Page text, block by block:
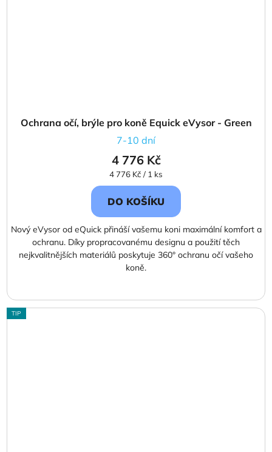
Ochrana očí, brýle pro koně Equick eVysor - Green
7-10 dní
4 776 Kč
Měrná
cena:
4 776 Kč / 1 ks
DO KOŠÍKU
Nový eVysor od eQuick přináší vašemu koni maximální komfort a
ochranu. Díky propracovanému designu a použití těch
nejkvalitnějších materiálů poskytuje 360° ochranu očí vašeho
koně.
TIP